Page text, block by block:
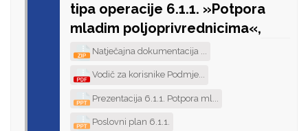
tipa operacije 6.1.1. »Potpora
mladim poljoprivrednicima«,
Natječajna dokumentacija ...
Vodič za korisnike Podmje...
Prezentacija 6.1.1. Potpora ml...
Poslovni plan 6.1.1.